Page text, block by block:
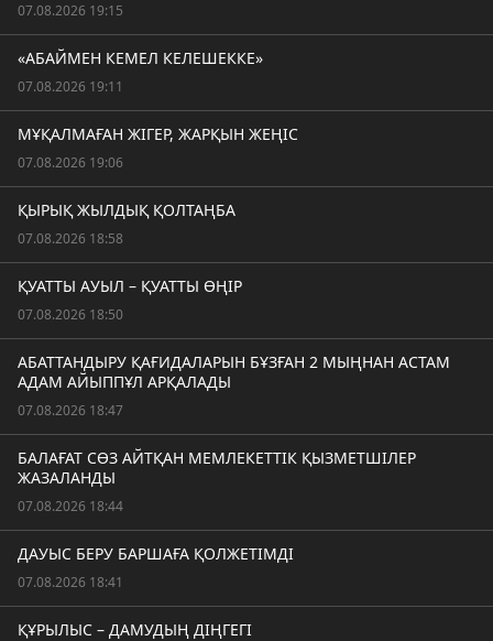
07.08.2026 19:15
«АБАЙМЕН КЕМЕЛ КЕЛЕШЕККЕ»
07.08.2026 19:11
МҰҚАЛМАҒАН ЖІГЕР, ЖАРҚЫН ЖЕҢІС
07.08.2026 19:06
ҚЫРЫҚ ЖЫЛДЫҚ ҚОЛТАҢБА
07.08.2026 18:58
ҚУАТТЫ АУЫЛ – ҚУАТТЫ ӨҢІР
07.08.2026 18:50
АБАТТАНДЫРУ ҚАҒИДАЛАРЫН БҰЗҒАН 2 МЫҢНАН АСТАМ
АДАМ АЙЫППҰЛ АРҚАЛАДЫ
07.08.2026 18:47
БАЛАҒАТ СӨЗ АЙТҚАН МЕМЛЕКЕТТІК ҚЫЗМЕТШІЛЕР
ЖАЗАЛАНДЫ
07.08.2026 18:44
ДАУЫС БЕРУ БАРШАҒА ҚОЛЖЕТІМДІ
07.08.2026 18:41
ҚҰРЫЛЫС – ДАМУДЫҢ ДІҢГЕГІ